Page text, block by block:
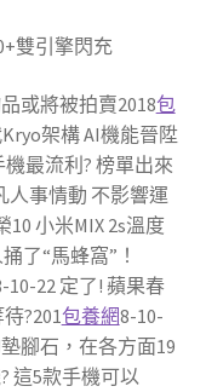
雙引擎閃充
或將被拍賣2018包
架構 AI機能晉陞
最流利? 榜單出來
人事情動 不影響運
10 小米MIX 2s溫度
了“馬蜂窩”！
22 定了! 蘋果春
?201包養網8-10-
腳石，在各方面19
這5款手機可以